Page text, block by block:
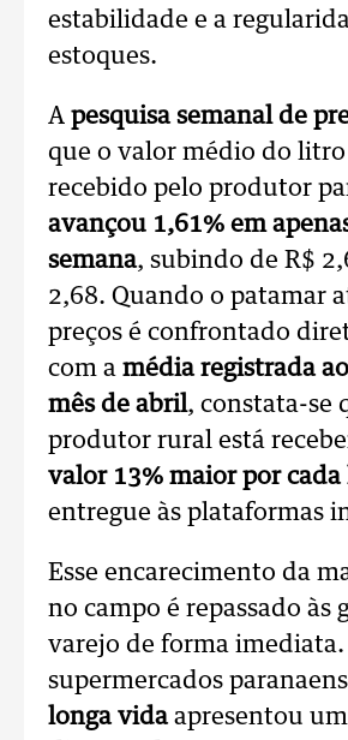
estabilidade e a
estoques.
A pesquisa semanal de
que o valor médio do
recebido pelo produtor
avançou 1,61% em
semana, subindo de R$
2,68. Quando o patamar
preços é confrontado
com a média registrada
mês de abril, constata-se
produtor rural está
valor 13% maior por
entregue às plataformas
Esse encarecimento da
no campo é repassado às
varejo de forma imediata.
supermercados
longa vida apresentou um